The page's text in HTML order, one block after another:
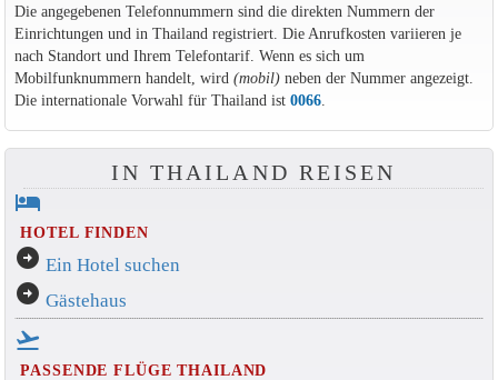
Die angegebenen Telefonnummern sind die direkten Nummern der
Einrichtungen und in Thailand registriert. Die Anrufkosten variieren je
nach Standort und Ihrem Telefontarif. Wenn es sich um
Mobilfunknummern handelt, wird (mobil)neben der Nummer angezeigt.
Die internationale Vorwahl für Thailand ist 0066.
IN THAILAND REISEN
hotel
HOTEL FINDEN
arrow_circle_right Ein Hotel suchen
arrow_circle_right Gästehaus
flight_takeoff
PASSENDE FLÜGE THAILAND